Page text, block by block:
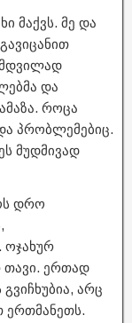
მაქვს. მე და
და
როცა
პრობლემებიც.
მუდმივად
დრო
ოჯახურ
თავი. ერთად
არც